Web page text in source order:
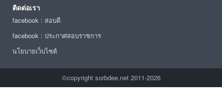
ติดต่อเรา
facebook : สอบดี
facebook : ประกาศสอบราชการ
นโยบายเว็บไซต์
©copyright sorbdee.net 2011-2026